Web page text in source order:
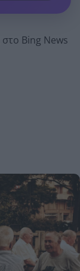
στο Bing News